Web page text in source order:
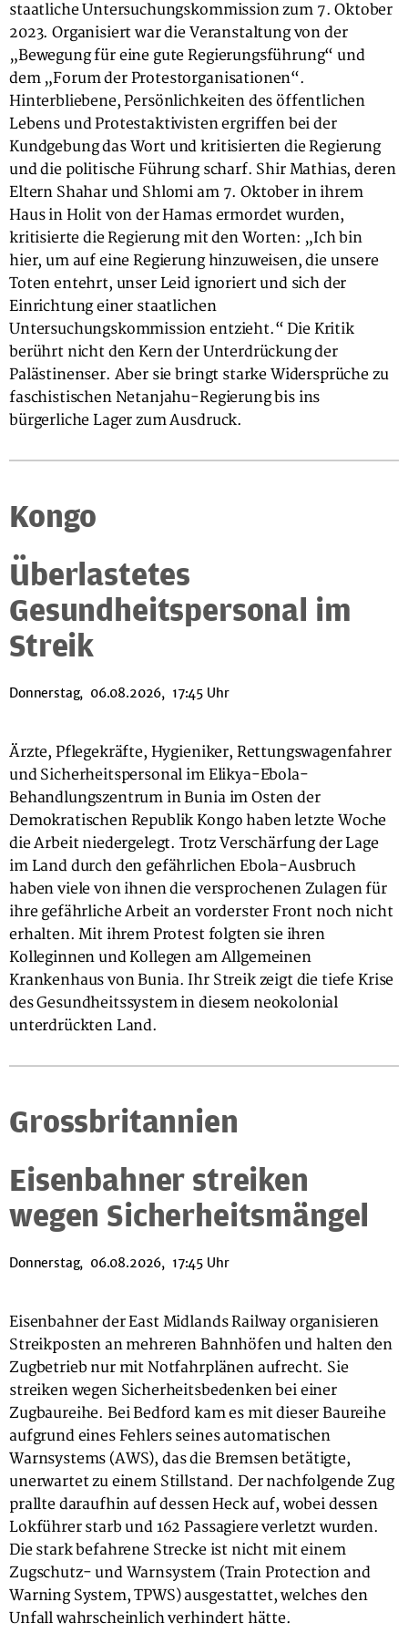
staatliche Untersuchungskommission zum 7. Oktober
2023. Organisiert war die Veranstaltung von der
„Bewegung für eine gute Regierungsführung“ und
dem „Forum der Protestorganisationen“.
Hinterbliebene, Persönlichkeiten des öffentlichen
Lebens und Protestaktivisten ergriffen bei der
Kundgebung das Wort und kritisierten die Regierung
und die politische Führung scharf. Shir Mathias, deren
Eltern Shahar und Shlomi am 7. Oktober in ihrem
Haus in Holit von der Hamas ermordet wurden,
kritisierte die Regierung mit den Worten: „Ich bin
hier, um auf eine Regierung hinzuweisen, die unsere
Toten entehrt, unser Leid ignoriert und sich der
Einrichtung einer staatlichen
Untersuchungskommission entzieht.“ Die Kritik
berührt nicht den Kern der Unterdrückung der
Palästinenser. Aber sie bringt starke Widersprüche zu
faschistischen Netanjahu-Regierung bis ins
bürgerliche Lager zum Ausdruck.
Kongo
Überlastetes
Gesundheitspersonal im
Streik
Donnerstag, 06.08.2026, 17:45 Uhr
Ärzte, Pflegekräfte, Hygieniker, Rettungswagenfahrer
und Sicherheitspersonal im Elikya-Ebola-
Behandlungszentrum in Bunia im Osten der
Demokratischen Republik Kongo haben letzte Woche
die Arbeit niedergelegt. Trotz Verschärfung der Lage
im Land durch den gefährlichen Ebola-Ausbruch
haben viele von ihnen die versprochenen Zulagen für
ihre gefährliche Arbeit an vorderster Front noch nicht
erhalten. Mit ihrem Protest folgten sie ihren
Kolleginnen und Kollegen am Allgemeinen
Krankenhaus von Bunia. Ihr Streik zeigt die tiefe Krise
des Gesundheitssystem in diesem neokolonial
unterdrückten Land.
Grossbritannien
Eisenbahner streiken
wegen Sicherheitsmängel
Donnerstag, 06.08.2026, 17:45 Uhr
Eisenbahner der East Midlands Railway organisieren
Streikposten an mehreren Bahnhöfen und halten den
Zugbetrieb nur mit Notfahrplänen aufrecht. Sie
streiken wegen Sicherheitsbedenken bei einer
Zugbaureihe. Bei Bedford kam es mit dieser Baureihe
aufgrund eines Fehlers seines automatischen
Warnsystems (AWS), das die Bremsen betätigte,
unerwartet zu einem Stillstand. Der nachfolgende Zug
prallte daraufhin auf dessen Heck auf, wobei dessen
Lokführer starb und 162 Passagiere verletzt wurden.
Die stark befahrene Strecke ist nicht mit einem
Zugschutz- und Warnsystem (Train Protection and
Warning System, TPWS) ausgestattet, welches den
Unfall wahrscheinlich verhindert hätte.